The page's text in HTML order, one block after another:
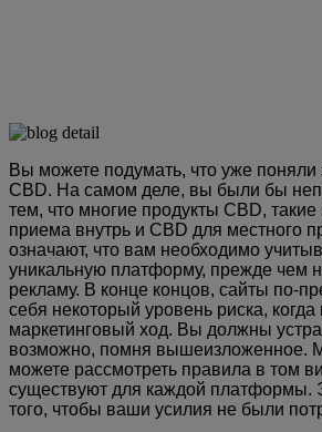
Вы можете подумать, что уже поняли
CBD. На самом деле, вы были бы
тем, что многие продукты CBD, такие
приема внутрь и CBD для местного
означают, что вам необходимо
уникальную платформу, прежде чем
рекламу. В конце концов, сайты по-
себя некоторый уровень риска,
маркетинговый ход. Вы должны
возможно, помня вышеизложенное.
можете рассмотреть правила в том
существуют для каждой платформы.
того, чтобы ваши усилия не были